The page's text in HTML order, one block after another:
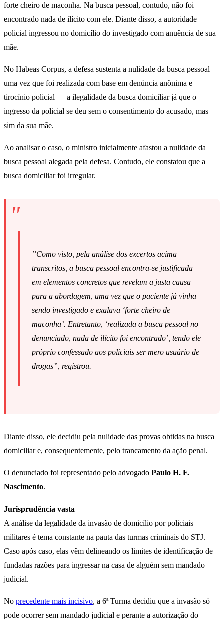
forte cheiro de maconha. Na busca pessoal, contudo, não foi
encontrado nada de ilícito com ele. Diante disso, a autoridade
policial ingressou no domicílio do investigado com anuência de sua
mãe.
No Habeas Corpus, a defesa sustenta a nulidade da busca pessoal —
uma vez que foi realizada com base em denúncia anônima e
tirocínio policial — a ilegalidade da busca domiciliar já que o
ingresso da policial se deu sem o consentimento do acusado, mas
sim da sua mãe.
Ao analisar o caso, o ministro inicialmente afastou a nulidade da
busca pessoal alegada pela defesa. Contudo, ele constatou que a
busca domiciliar foi irregular.
”Como visto, pela análise dos excertos acima
transcritos, a busca pessoal encontra-se justificada
em elementos concretos que revelam a justa causa
para a abordagem, uma vez que o paciente já vinha
sendo investigado e exalava ‘forte cheiro de
maconha’. Entretanto, ‘realizada a busca pessoal no
denunciado, nada de ilícito foi encontrado’, tendo ele
próprio confessado aos policiais ser mero usuário de
drogas”, registrou.
Diante disso, ele decidiu pela nulidade das provas obtidas na busca
domiciliar e, consequentemente, pelo trancamento da ação penal.
O denunciado foi representado pelo advogado Paulo H. F.
Nascimento.
Jurisprudência vasta
A análise da legalidade da invasão de domicílio por policiais
militares é tema constante na pauta das turmas criminais do STJ.
Caso após caso, elas vêm delineando os limites de identificação de
fundadas razões para ingressar na casa de alguém sem mandado
judicial.
No precedente mais incisivo, a 6ª Turma decidiu que a invasão só
pode ocorrer sem mandado judicial e perante a autorização do